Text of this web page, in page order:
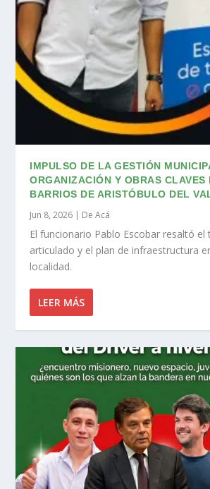
IMPULSO DE LA GESTIÓN
ORGANIZACIÓN Y OBRAS CLAVES
BARRIOS DE ARISTÓBULO DEL
Jun 8, 2026 | De Acá
El funcionario Pablo Escobar resaltó el
articulado y el plan de infraestructura
localidad.
LEER MÁS